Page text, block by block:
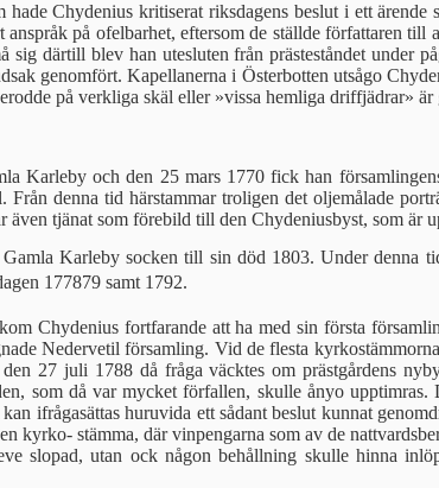
Chydenius kritiserat riksdagens beslut i ett
på ofelbarhet, eftersom de ställde författaren
sig därtill blev han utesluten från prästeståndet under
genomfört. Kapellanerna i Österbotten utsågo
på verkliga skäl eller »vissa hemliga driffjädrar» är
Karleby och den 25 mars 1770 fick han
denna tid härstam­mar troligen det oljemålade
även tjänat som förebild till den Chydeniusbyst, som
Karleby socken till sin död 1803. Under den­na
177879 samt 1792.
Chyde­nius fortfarande att ha med sin förs­ta
Nederve­til församling. Vid de flesta
27 juli 1788 då fråga väcktes om prästgårdens
som då var mycket förfallen, skulle ånyo
ifrågasättas huruvida ett sådant beslut kunnat
stämma, där vinpengarna som av de
slopad, utan ock någon behållning skulle hinna